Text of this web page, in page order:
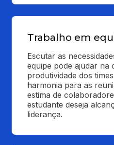
Trabalho em
Escutar as
equipe pode ajudar na
produtividade dos
harmonia para as
estima de
estudante deseja
liderança.